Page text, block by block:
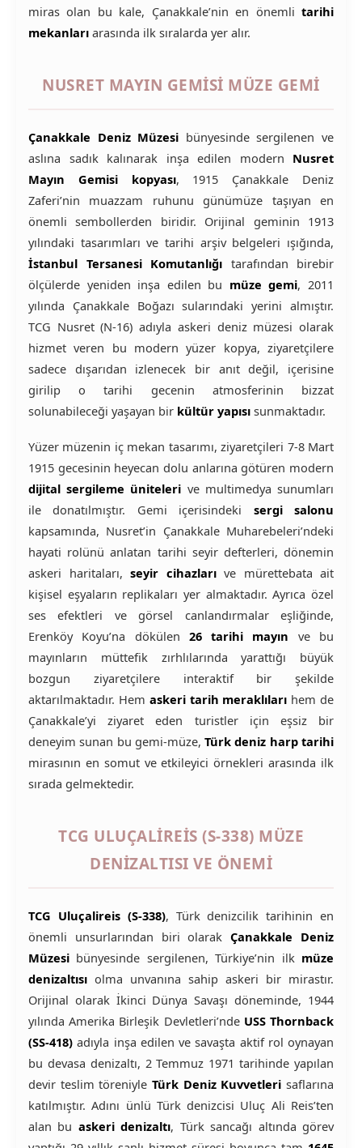
miras olan bu kale, Çanakkale’nin en önemli tarihi
mekanları arasında ilk sıralarda yer alır.
NUSRET MAYIN GEMISI MÜZE GEMI
Çanakkale Deniz Müzesi bünyesinde sergilenen ve
aslına sadık kalınarak inşa edilen modern Nusret
Mayın Gemisi kopyası, 1915 Çanakkale Deniz
Zaferi’nin muazzam ruhunu günümüze taşıyan en
önemli sembollerden biridir. Orijinal geminin 1913
yılındaki tasarımları ve tarihi arşiv belgeleri ışığında,
İstanbul Tersanesi Komutanlığı tarafından birebir
ölçülerde yeniden inşa edilen bu müze gemi, 2011
yılında Çanakkale Boğazı sularındaki yerini almıştır.
TCG Nusret (N-16) adıyla askeri deniz müzesi olarak
hizmet veren bu modern yüzer kopya, ziyaretçilere
sadece dışarıdan izlenecek bir anıt değil, içerisine
girilip o tarihi gecenin atmosferinin bizzat
solunabileceği yaşayan bir kültür yapısı sunmaktadır.
Yüzer müzenin iç mekan tasarımı, ziyaretçileri 7-8 Mart
1915 gecesinin heyecan dolu anlarına götüren modern
dijital sergileme üniteleri ve multimedya sunumları
ile donatılmıştır. Gemi içerisindeki sergi salonu
kapsamında, Nusret’in Çanakkale Muharebeleri’ndeki
hayati rolünü anlatan tarihi seyir defterleri, dönemin
askeri haritaları, seyir cihazlarıve mürettebata ait
kişisel eşyaların replikaları yer almaktadır. Ayrıca özel
ses efektleri ve görsel canlandırmalar eşliğinde,
Erenköy Koyu’na dökülen 26 tarihi mayın ve bu
mayınların müttefik zırhlılarında yarattığı büyük
bozgun ziyaretçilere interaktif bir şekilde
aktarılmaktadır. Hem askeri tarih meraklıları hem de
Çanakkale’yi ziyaret eden turistler için eşsiz bir
deneyim sunan bu gemi-müze,Türk deniz harp tarihi
mirasının en somut ve etkileyici örnekleri arasında ilk
sırada gelmektedir.
TCG ULUÇALIREIS (S-338) MÜZE
DENIZALTISI VE ÖNEMI
TCG Uluçalireis (S-338), Türk denizcilik tarihinin en
önemli unsurlarından biri olarakÇanakkale Deniz
Müzesi bünyesinde sergilenen, Türkiye’nin ilk müze
denizaltısı olma unvanına sahip askeri bir mirastır.
Orijinal olarak İkinci Dünya Savaşı döneminde, 1944
yılında Amerika Birleşik Devletleri’nde USS Thornback
(SS-418) adıyla inşa edilen ve savaşta aktif rol oynayan
bu devasa denizaltı, 2 Temmuz 1971 tarihinde yapılan
devir teslim töreniyle Türk Deniz Kuvvetleri saflarına
katılmıştır. Adını ünlü Türk denizcisi Uluç Ali Reis’ten
alan bu askeri denizaltı, Türk sancağı altında görev